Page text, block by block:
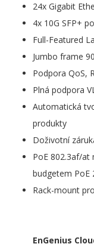
24x Gigabit
4x 10G SFP+
Full-Featured
Jumbo frame
Podpora QoS,
Plná podpora
Automatická
produkty
Doživotní
PoE 802.3af/at
budgetem PoE
Rack-mount
EnGenius